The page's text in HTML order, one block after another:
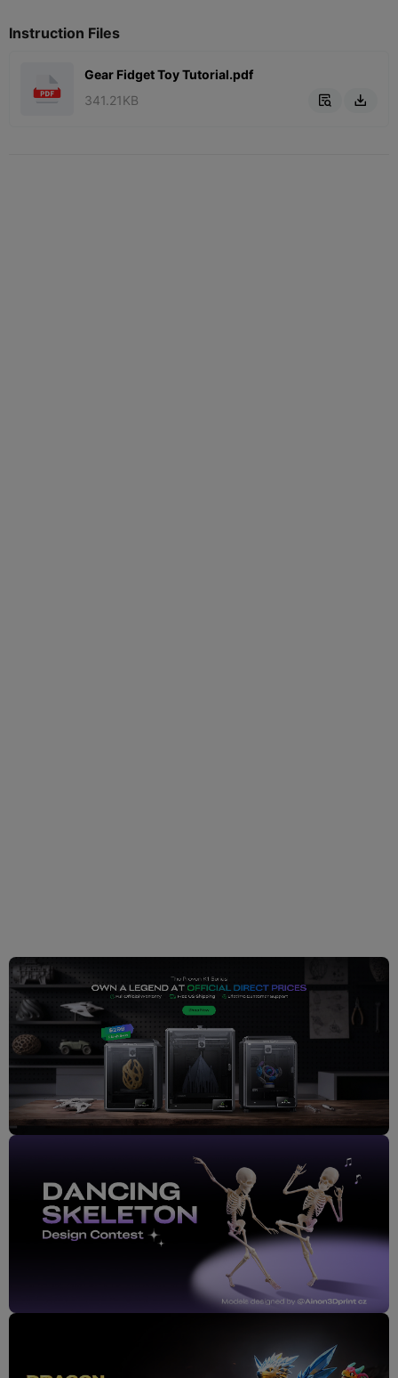
Instruction Files
Gear Fidget Toy Tutorial.pdf
341.21KB
 